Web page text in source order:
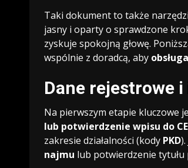
Taki dokument to także
jasny i oparty o sprawdzone
zyskuje spokojną głowę.
wspólnie z doradcą, aby
Dane rejestrowe
Na pierwszym etapie kluczowe
lub potwierdzenie wpisu do
zakresie działalności (kody PKD
najmu lub potwierdzenie